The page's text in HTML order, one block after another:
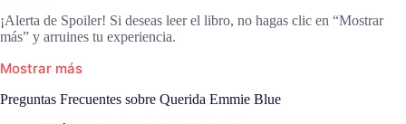
¡Alerta de Spoiler! Si deseas leer el libro, no hagas clic en “Mostrar
más” y arruines tu experiencia.
Mostrar más
Preguntas Frecuentes sobre Querida Emmie Blue